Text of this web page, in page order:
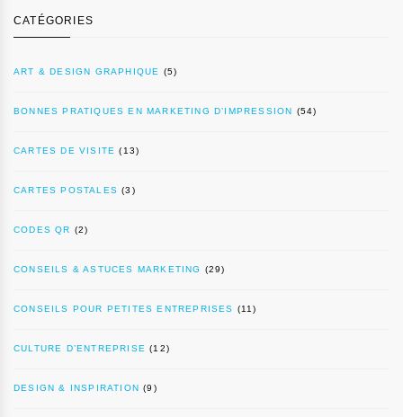
CATÉGORIES
ART & DESIGN GRAPHIQUE (5)
BONNES PRATIQUES EN MARKETING D’IMPRESSION (54)
CARTES DE VISITE (13)
CARTES POSTALES (3)
CODES QR (2)
CONSEILS & ASTUCES MARKETING (29)
CONSEILS POUR PETITES ENTREPRISES (11)
CULTURE D’ENTREPRISE (12)
DESIGN & INSPIRATION (9)